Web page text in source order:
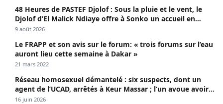
48 Heures de PASTEF Djolof : Sous la pluie et le vent, le
Djolof d’El Malick Ndiaye offre à Sonko un accueil en
apothéose
9 août 2026
Le FRAPP et son avis sur le forum: « trois forums sur l’eau
auront lieu cette semaine à Dakar »
21 mars 2022
Réseau homosexuel démantelé : six suspects, dont un
agent de l’UCAD, arrêtés à Keur Massar ; l’un avoue avoir
propagé le VIH depuis 2018
16 juin 2026